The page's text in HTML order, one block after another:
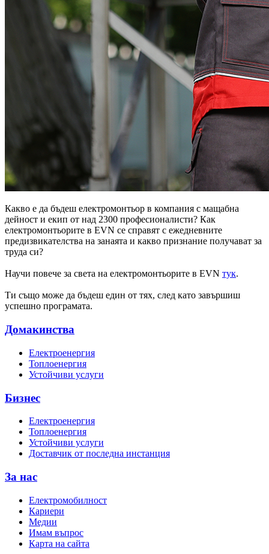
Какво е да бъдеш електромонтьор в компания с мащабна
дейност и екип от над 2300 професионалисти? Как
електромонтьорите в EVN се справят с ежедневните
предизвикателства на занаята и какво признание получават за
труда си?
Научи повече за света на електромонтьорите в EVN тук.
Ти също може да бъдеш един от тях, след като завършиш
успешно програмата.
Домакинства
Електроенергия
Топлоенергия
Устойчиви услуги
Бизнес
Електроенергия
Топлоенергия
Устойчиви услуги
Доставчик от последна инстанция
За нас
Електромобилност
Кариери
Медии
Имам въпрос
Карта на сайта